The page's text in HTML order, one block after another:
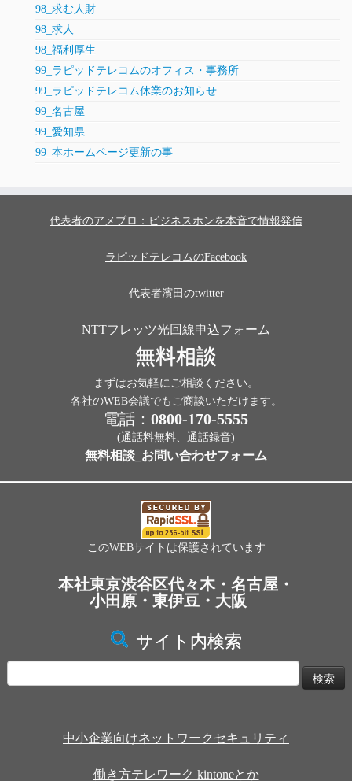
98_求む人財
98_求人
98_福利厚生
99_ラピッドテレコムのオフィス・事務所
99_ラピッドテレコム休業のお知らせ
99_名古屋
99_愛知県
99_本ホームページ更新の事
代表者のアメブロ：ビジネスホンを本音で情報発信
ラピッドテレコムのFacebook
代表者濱田のtwitter
NTTフレッツ光回線申込フォーム
無料相談
まずはお気軽にご相談ください。
各社のWEB会議でもご商談いただけます。
電話： 0800-170-5555
(通話料無料、通話録音)
無料相談_お問い合わせフォーム
このWEBサイトは保護されています
本社東京渋谷区代々木・名古屋・
小田原・東伊豆・大阪
サイト内検索
索:
中小企業向けネットワークセキュリティ
働き方テレワーク kintoneとか